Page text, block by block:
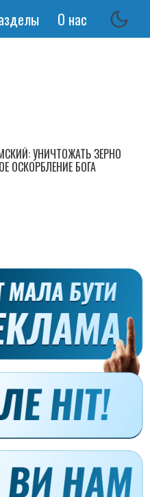
О нас
УНИЧТОЖАТЬ ЗЕРНО
ОСКОРБЛЕНИЕ БОГА